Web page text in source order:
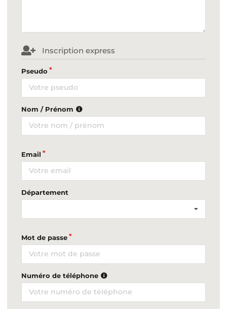
Inscription express
Pseudo
Nom / Prénom
Email
Département
Mot de passe
Numéro de téléphone